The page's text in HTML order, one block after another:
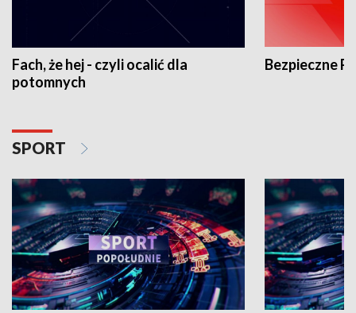
Fach, że hej - czyli ocalić dla
potomnych
Bezpieczne
SPORT